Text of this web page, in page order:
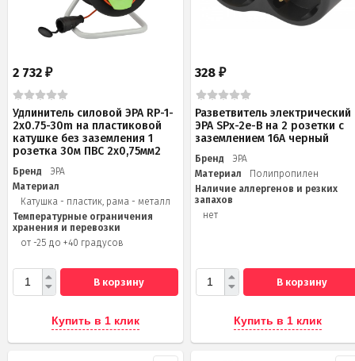
2 732 ₽
Удлинитель силовой ЭРА RP-1-
2x0.75-30m на пластиковой
катушке без заземления 1
розетка 30м ПВС 2х0,75мм2
Бренд
ЭРА
Материал
Катушка - пластик, рама - металл
Температурные ограничения
хранения и перевозки
от -25 до +40 градусов
В корзину
Купить в 1 клик
328₽
Разветвитель электрический
ЭРА SPx-2e-B на 2 розетки с
заземлением 16А черный
Бренд
ЭРА
Материал
Полипропилен
Наличие аллергенов и резких
запахов
нет
В корзину
Купить в 1 клик